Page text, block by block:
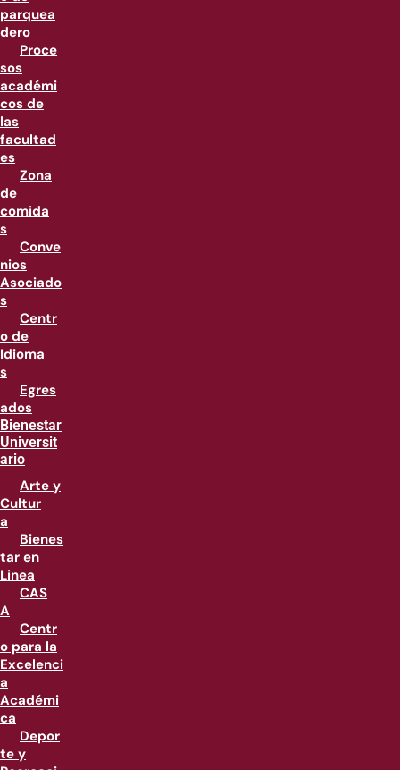
parquea
dero
Proce
sos
académi
cos de
las
facultad
es
Zona
de
comida
s
Conve
nios
Asociado
s
Centr
o de
Idioma
s
Egres
ados
Bienestar
Universit
ario
Arte y
Cultur
a
Bienes
tar en
Linea
CAS
A
Centr
o para la
Excelenci
a
Académi
ca
Depor
te y